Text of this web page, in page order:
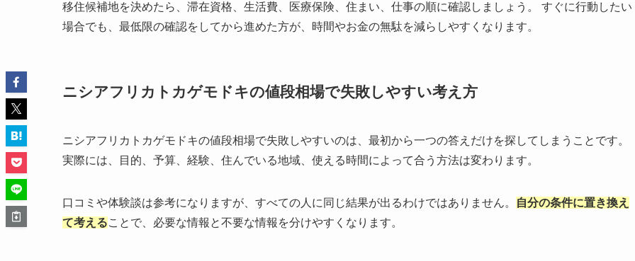
移住候補地を決めたら、滞在資格、生活費、医療保険、住まい、仕事の順に確認しましょう。 すぐに行動したい
場合でも、最低限の確認をしてから進めた方が、時間やお金の無駄を減らしやすくなります。
ニシアフリカトカゲモドキの値段相場で失敗しやすい考え方
ニシアフリカトカゲモドキの値段相場で失敗しやすいのは、最初から一つの答えだけを探してしまうことです。
実際には、目的、予算、経験、住んでいる地域、使える時間によって合う方法は変わります。
口コミや体験談は参考になりますが、すべての人に同じ結果が出るわけではありません。
自分の条件に置き換え
て考えることで、必要な情報と不要な情報を分けやすくなります。